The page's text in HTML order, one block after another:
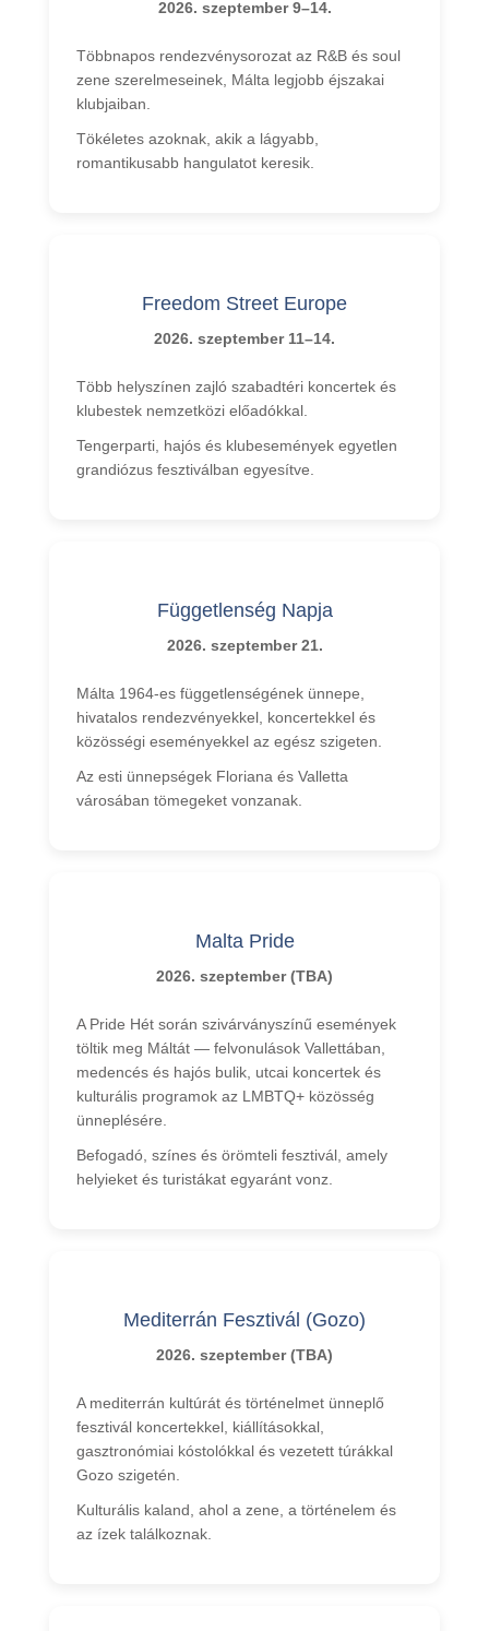
2026. szeptember 9–14.
Többnapos rendezvénysorozat az R&B és soul
zene szerelmeseinek, Málta legjobb éjszakai
klubjaiban.
Tökéletes azoknak, akik a lágyabb,
romantikusabb hangulatot keresik.
Freedom Street Europe
2026. szeptember 11–14.
Több helyszínen zajló szabadtéri koncertek és
klubestek nemzetközi előadókkal.
Tengerparti, hajós és klubesemények egyetlen
grandiózus fesztiválban egyesítve.
Függetlenség Napja
2026. szeptember 21.
Málta 1964-es függetlenségének ünnepe,
hivatalos rendezvényekkel, koncertekkel és
közösségi eseményekkel az egész szigeten.
Az esti ünnepségek Floriana és Valletta
városában tömegeket vonzanak.
Malta Pride
2026. szeptember (TBA)
A Pride Hét során szivárványszínű események
töltik meg Máltát — felvonulások Vallettában,
medencés és hajós bulik, utcai koncertek és
kulturális programok az LMBTQ+ közösség
ünneplésére.
Befogadó, színes és örömteli fesztivál, amely
helyieket és turistákat egyaránt vonz.
Mediterrán Fesztivál (Gozo)
2026. szeptember (TBA)
A mediterrán kultúrát és történelmet ünneplő
fesztivál koncertekkel, kiállításokkal,
gasztronómiai kóstolókkal és vezetett túrákkal
Gozo szigetén.
Kulturális kaland, ahol a zene, a történelem és
az ízek találkoznak.